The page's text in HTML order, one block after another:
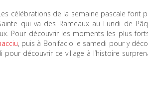
célébrations de la semaine pascale font
qui va des Rameaux au Lundi de
Pour découvrir les moments les plus
, puis à Bonifacio le samedi pour y
pour découvrir ce village à l’histoire